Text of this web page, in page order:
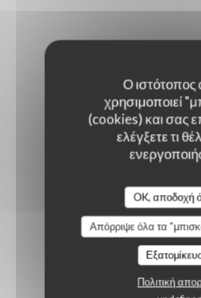
Ο ιστότοπος
χρησιμοποιεί
(cookies) και σας
ελέγξετε τι
OK, αποδοχή
Απόρριψε όλα τα
Πολιτική